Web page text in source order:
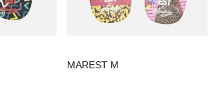
MAREST M